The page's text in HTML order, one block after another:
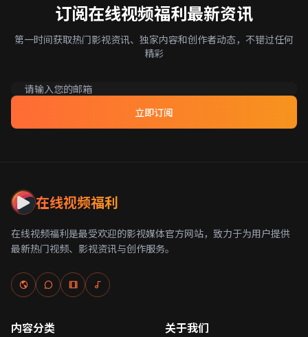
订阅在线视频福利最新资讯
第一时间获取热门影视资讯、独家内容和创作者动态，不错过任何
精彩
立即订阅
在线视频福利
在线视频福利是最受欢迎的影视媒体官方网站，致力于为用户提供
最新热门视频、影视资讯与创作服务。
内容分类 关于我们